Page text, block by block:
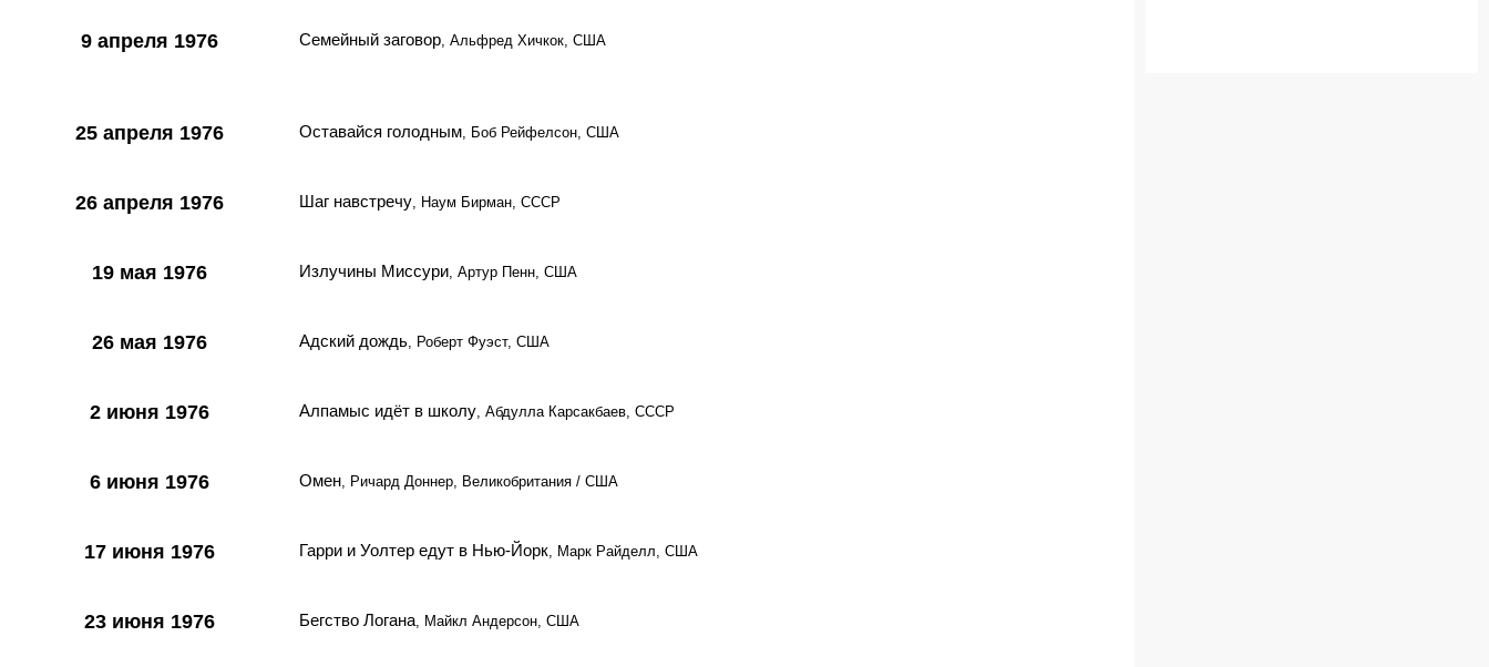
9 апреля 1976 Семейный заговор, Альфред Хичкок, США
25 апреля 1976 Оставайся голодным, Боб Рейфелсон, США
26 апреля 1976 Шаг навстречу, Наум Бирман, СССР
19 мая 1976 Излучины Миссури, Артур Пенн, США
26 мая 1976 Адский дождь, Роберт Фуэст, США
2 июня 1976 Алпамыс идёт в школу, Абдулла Карсакбаев, СССР
6 июня 1976 Омен, Ричард Доннер, Великобритания / США
17 июня 1976 Гарри и Уолтер едут в Нью-Йорк, Марк Райделл, США
23 июня 1976 Бегство Логана, Майкл Андерсон, США